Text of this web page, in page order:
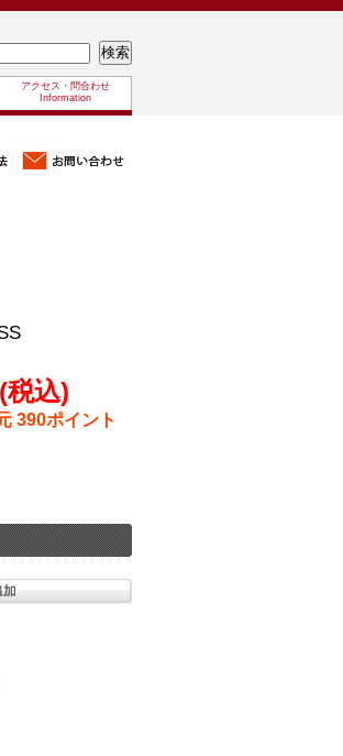
アクセス・問合わせ
Information
(税込)
390ポイント